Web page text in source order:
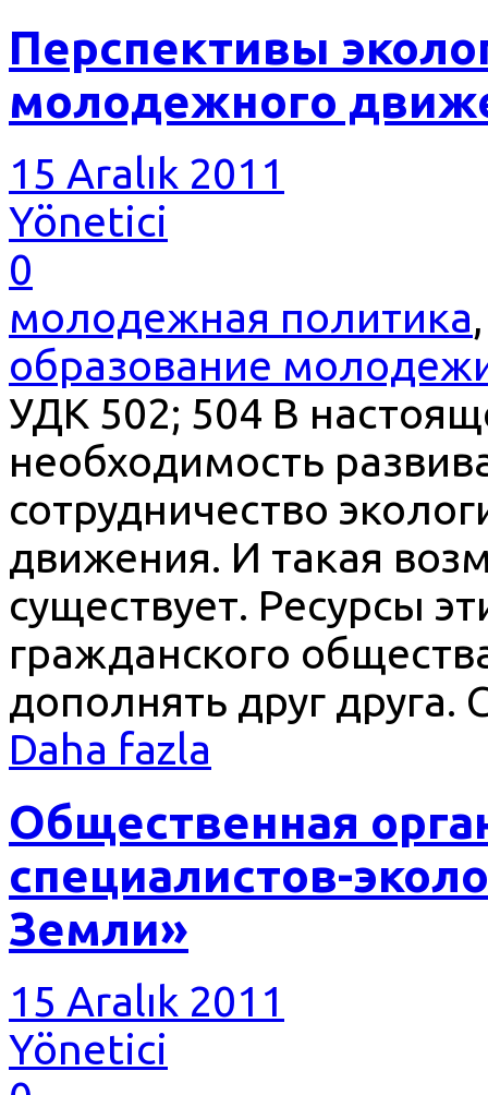
Перспективы
молодежного
15 Aralık 2011
Yönetici
0
молодежная политика
образование
УДК 502; 504 В
необходимость
сотрудничество
движения. И такая
существует. Ресурсы
гражданского
дополнять друг друга.
Daha fazla
Общественная
специалистов-
Земли»
15 Aralık 2011
Yönetici